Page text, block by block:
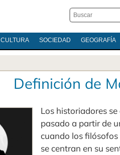
CULTURA SOCIEDAD GEOGRAFÍA
Definición de
Los historiadores
pasado a partir de
cuando los
se centran en su